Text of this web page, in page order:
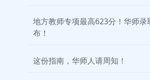
地方教师专项最高623分！华师录
布！
这份指南，华师人请周知！